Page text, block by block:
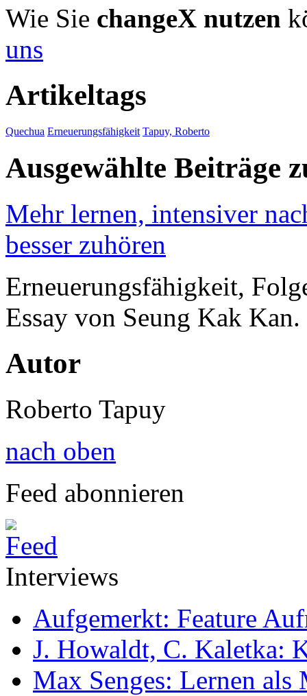
Wie Sie changeX nutzen
uns
Artikeltags
Quechua Erneuerungsfähigkeit Tapuy, Roberto
Ausgewählte Beiträge
Mehr lernen, intensiver
besser zuhören
Erneuerungsfähigkeit,
Essay von Seung Kak Kan.
Autor
Roberto Tapuy
nach oben
Feed abonnieren
Interviews
Aufgemerkt: Feature
J. Howaldt, C. Kaletka:
Max Senges: Lernen als